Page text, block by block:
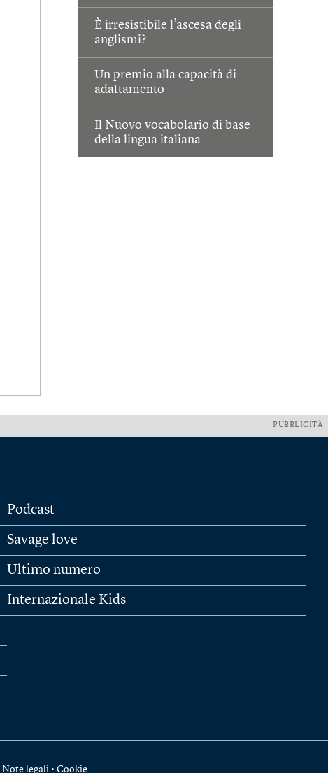
È irresistibile l’ascesa degli
anglismi?
Un premio alla capacità di
adattamento
Il Nuovo vocabolario di base
della lingua italiana
PUBBLICITÀ
Podcast
Savage love
Ultimo numero
Internazionale Kids
Note legali • Cookie